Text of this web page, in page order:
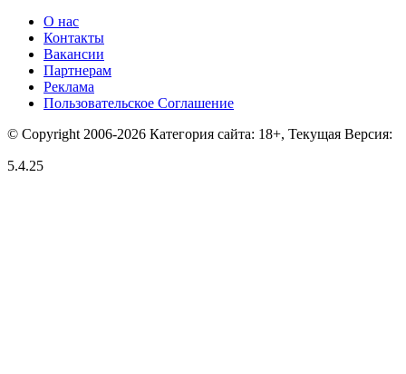
О нас
Контакты
Вакансии
Партнерам
Реклама
Пользовательское Соглашение
© Copyright 2006-2026 Категория сайта: 18+, Текущая Версия:
5.4.25